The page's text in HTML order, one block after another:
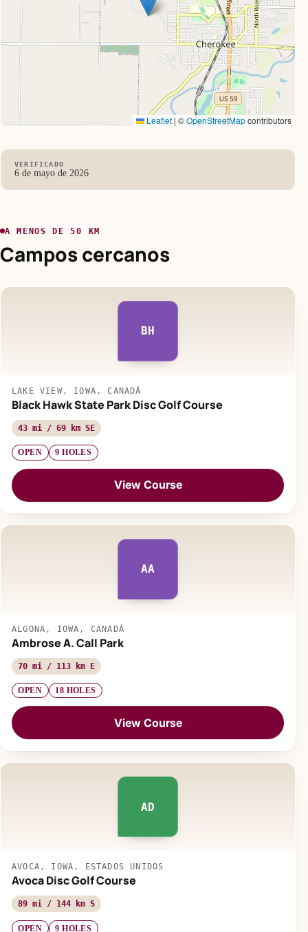
Leaflet | ©OpenStreetMapcontributors
VERIFICADO
6 de mayo de 2026
A MENOS DE 50 KM
Campos cercanos
BH
LAKE VIEW, IOWA, CANADÁ
Black Hawk State Park Disc Golf Course
43 mi / 69 km SE
OPEN 9 HOLES
View Course
AA
ALGONA, IOWA, CANADÁ
Ambrose A. Call Park
70 mi / 113 km E
OPEN 18 HOLES
View Course
AD
AVOCA, IOWA, ESTADOS UNIDOS
Avoca Disc Golf Course
89 mi / 144 km S
OPEN 9 HOLES